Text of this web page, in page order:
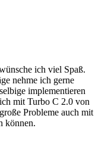
ich viel Spaß.
nehme ich gerne
implementieren
mit Turbo C 2.0 von
Probleme auch mit
können.